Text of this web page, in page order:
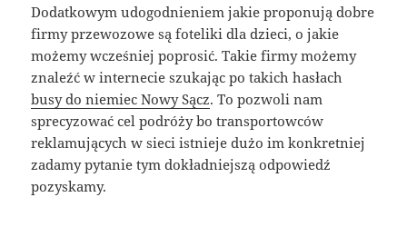
Dodatkowym udogodnieniem jakie proponują dobre
firmy przewozowe są foteliki dla dzieci, o jakie
możemy wcześniej poprosić. Takie firmy możemy
znaleźć w internecie szukając po takich hasłach
busy do niemiec Nowy Sącz. To pozwoli nam
sprecyzować cel podróży bo transportowców
reklamujących w sieci istnieje dużo im konkretniej
zadamy pytanie tym dokładniejszą odpowiedź
pozyskamy.